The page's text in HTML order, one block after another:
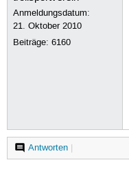
Anmeldungsdatum:
21. Oktober 2010
Beiträge:6160
Antworten|